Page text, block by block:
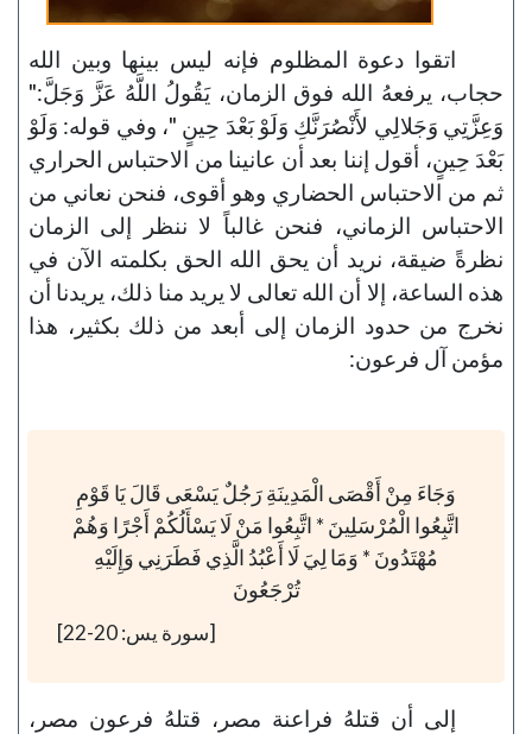
اتقوا دعوة المظلوم فإنه ليس بينها وبين الله
حجاب، يرفعهُ الله فوق الزمان، يَقُولُ اللَّهُ عَزَّ وَجَلَّ:"
وَعِزَّتِي وَجَلالِي لأَنْصُرَنَّكِ وَلَوْ بَعْدَ حِينٍ "، وفي قوله: وَلَوْ
بَعْدَ حِينٍ، أقول إننا بعد أن عانينا من الاحتباس الحراري
ثم من الاحتباس الحضاري وهو أقوى، فنحن نعاني من
الاحتباس الزماني، فنحن غالباً لا ننظر إلى الزمان
نظرةً ضيقة، نريد أن يحق الله الحق بكلمته الآن في
هذه الساعة، إلا أن الله تعالى لا يريد منا ذلك، يريدنا أن
نخرج من حدود الزمان إلى أبعد من ذلك بكثير، هذا
مؤمن آل فرعون:
وَجَاءَ مِنْ أَقْصَى الْمَدِينَةِ رَجُلٌ يَسْعَى قَالَ يَا قَوْمِ
اتَّبِعُوا الْمُرْسَلِينَ * اتَّبِعُوا مَنْ لَا يَسْأَلُكُمْ أَجْرًا وَهُمْ
مُهْتَدُونَ * وَمَا لِيَ لَا أَعْبُدُ الَّذِي فَطَرَنِي وَإِلَيْهِ
تُرْجَعُونَ
[سورة يس: 20-22]
إلى أن قتلهُ فراعنة مصر، قتلهُ فرعون مصر،